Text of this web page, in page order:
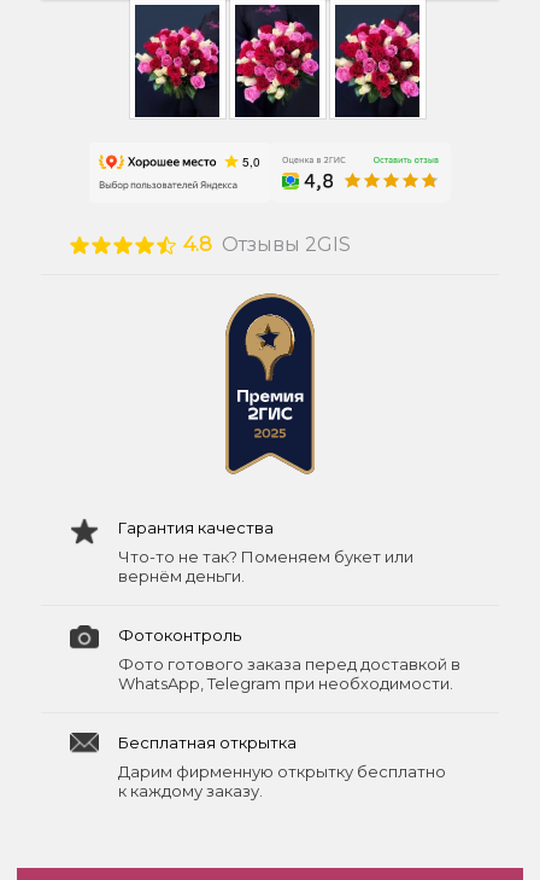
4.8 Отзывы 2GIS
Гарантия качества
Что-то не так? Поменяем букет или
вернём деньги.
Фотоконтроль
Фото готового заказа перед доставкой в
WhatsApp, Telegram при необходимости.
Бесплатная открытка
Дарим фирменную открытку бесплатно
к каждому заказу.